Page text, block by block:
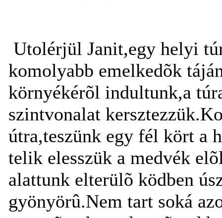
Utolérjül Janit,egy helyi
komolyabb emelkedõk
környékérõl indultunk,a
szintvonalat
útra,teszünk egy fél kört a
telik elesszük a medvék
alattunk elterülõ ködben
gyönyörû.Nem tart soká